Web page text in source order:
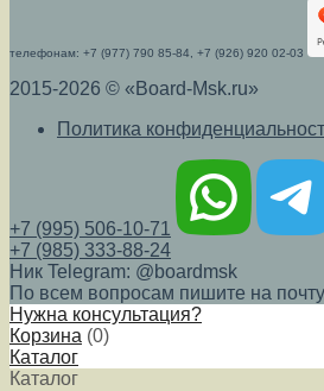
телефонам: +7 (977) 790 85-84, +7 (926) 920 02-03
2015-2026 © «Board-Msk.ru»
Политика
+7 (995) 506-10-71
+7 (985) 333-88-24
Ник Telegram: @boardmsk
По всем вопросам пишите на
Нужна консультация?
Корзина (0)
Каталог
Каталог